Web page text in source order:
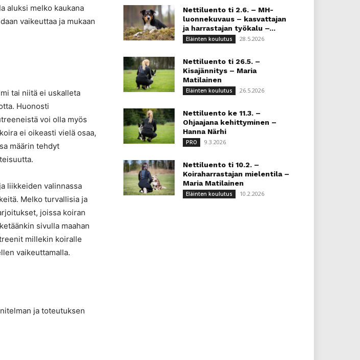
aluksi melko kaukana
vaikeuttaa ja mukaan
tai niitä ei uskalleta
Huonosti
voi olla myös
ei oikeasti vielä osaa,
määrin tehdyt
liikkeiden valinnassa
Melko turvallisia ja
joissa koiran
sivulla maahan
millekin koiralle
vaikeuttamalla.
ja toteutuksen
Nettiluento ti 2.6. – MH-
luonnekuvaus – kasvattajan
ja harrastajan työkalu –...
Eläinten koulutus 28.5.2026
Nettiluento ti 26.5. –
Kisajännitys – Maria
Matilainen
Eläinten koulutus 26.5.2026
Nettiluento ke 11.3. –
Ohjaajana kehittyminen –
Hanna Närhi
PRO 9.3.2026
Nettiluento ti 10.2. –
Koiraharrastajan mielentila –
Maria Matilainen
Eläinten koulutus 10.2.2026